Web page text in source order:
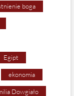
boga
Egipt
ekonomia
Dowgiało